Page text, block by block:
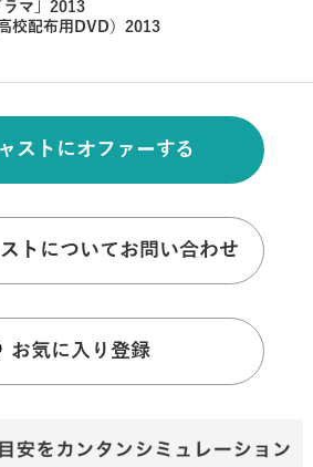
ラマ」2013
校配布用DVD）2013
ストにオファーする
トについてお問い合わせ
お気に入り登録